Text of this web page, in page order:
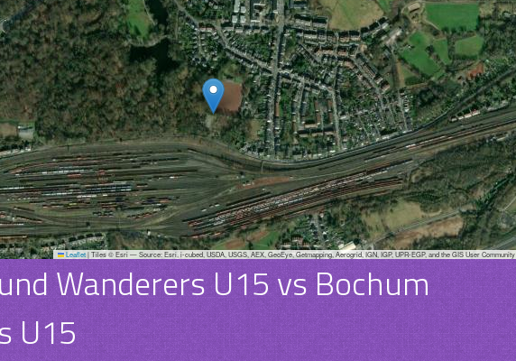
Leaflet |Tiles © Esri — Source: Esri, i-cubed, USDA, USGS, AEX, GeoEye, Getmapping, Aerogrid, IGN, IGP, UPR-EGP, and the GIS User Community
Wanderers U15 vs Bochum
U15